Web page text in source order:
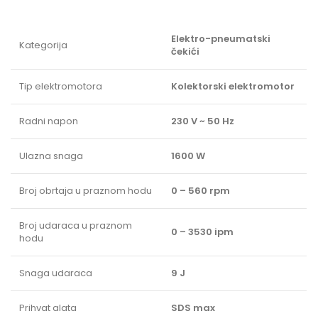
Kategorija
Elektro-pneumatski
čekići
Tip elektromotora Kolektorski elektromotor
Radni napon 230 V ~ 50 Hz
Ulazna snaga 1600 W
Broj obrtaja u praznom hodu 0 – 560 rpm
Broj udaraca u praznom
hodu
0 – 3530 ipm
Snaga udaraca 9 J
Prihvat alata SDS max